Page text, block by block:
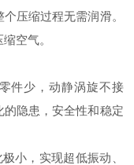
压缩过程无需润滑。
空气。
件少，动静涡旋不接
隐患，安全性和稳定
小，实现超低振动、